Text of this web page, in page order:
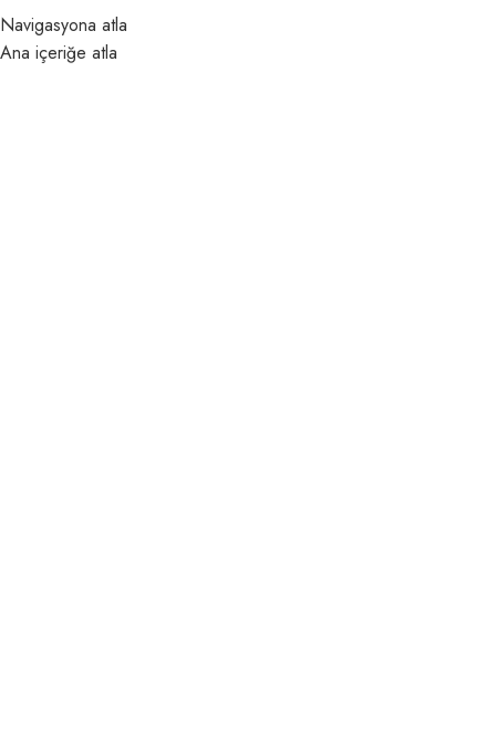
Navigasyona atla
Ana içeriğe atla
MENÜ